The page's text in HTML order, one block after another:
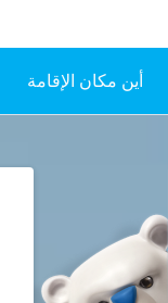
أين مكان الإقامة